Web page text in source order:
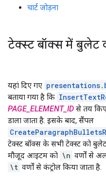
चार्ट जोड़ना
टेक्स्ट बॉक्स में बुलेट
यहां दिए गए
बताया गया है कि
PAGE_ELEMENT_ID से तय
डाला जाता है. इसके बाद, सैंपल
टेक्स्ट बॉक्स के सभी टेक्स्ट को
मौजूद आइटम को \n वर्णों से
\t वर्णों से कंट्रोल किया जाता है.